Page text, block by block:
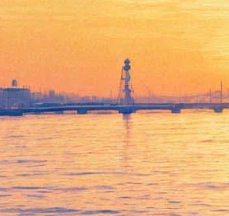
Друзья Оушена
подругами